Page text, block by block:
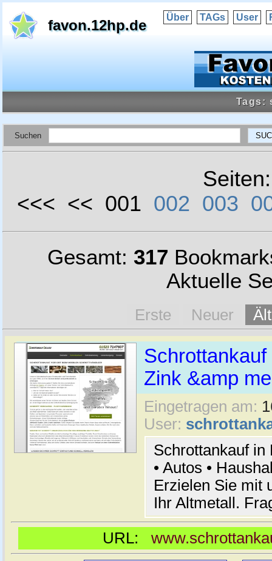
favon.12hp.de Über TAGs User
Tags:
Suchen
<<< << 001 002 003
Gesamt: 317
Aktuelle
Erste Neuer
Schrottankauf
Zink &amp
Eingetragen am:
User:
Schrottankauf in
• Autos •
Erzielen Sie mit
Ihr Altmetall.
URL: